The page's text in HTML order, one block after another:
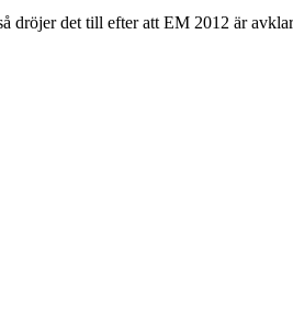
dröjer det till efter att EM 2012 är